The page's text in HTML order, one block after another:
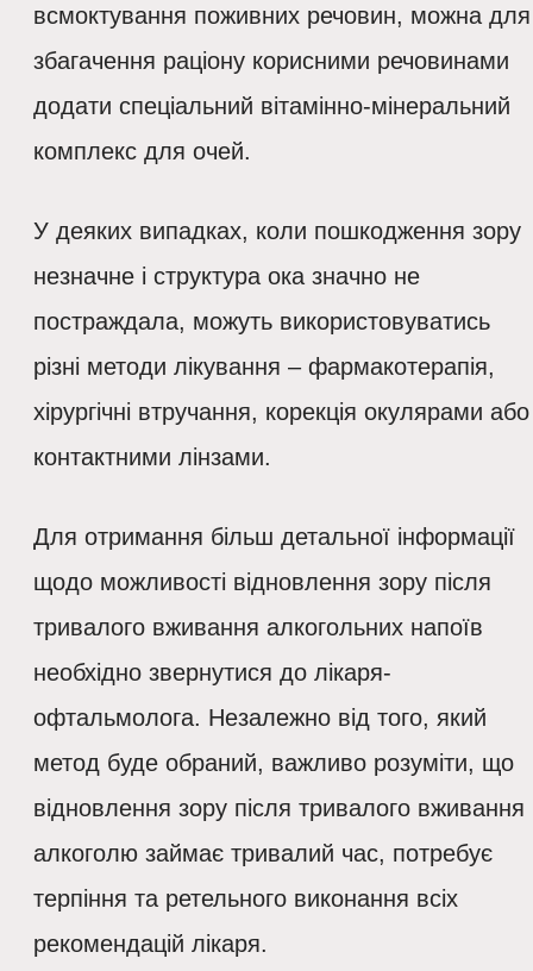
всмоктування поживних речовин, можна для
збагачення раціону корисними речовинами
додати спеціальний вітамінно-мінеральний
комплекс для очей.
У деяких випадках, коли пошкодження зору
незначне і структура ока значно не
постраждала, можуть використовуватись
різні методи лікування – фармакотерапія,
хірургічні втручання, корекція окулярами або
контактними лінзами.
Для отримання більш детальної інформації
щодо можливості відновлення зору після
тривалого вживання алкогольних напоїв
необхідно звернутися до лікаря-
офтальмолога. Незалежно від того, який
метод буде обраний, важливо розуміти, що
відновлення зору після тривалого вживання
алкоголю займає тривалий час, потребує
терпіння та ретельного виконання всіх
рекомендацій лікаря.